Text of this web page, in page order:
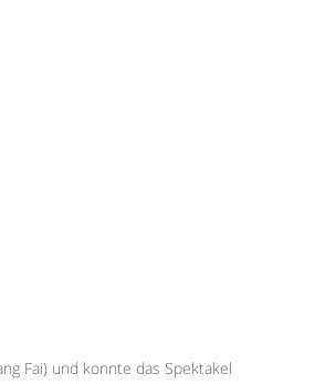
Fai) und konnte das Spektakel